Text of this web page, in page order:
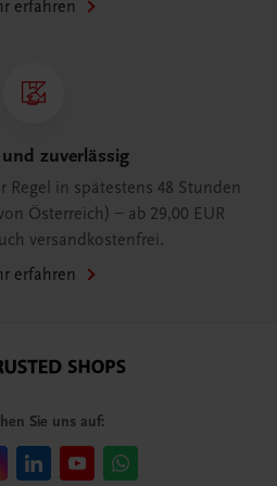
erfahren
zuverlässig
Regel in spätestens 48 Stunden
Österreich) – ab 29,00 EUR
versandkostenfrei.
erfahren
Sie uns auf: